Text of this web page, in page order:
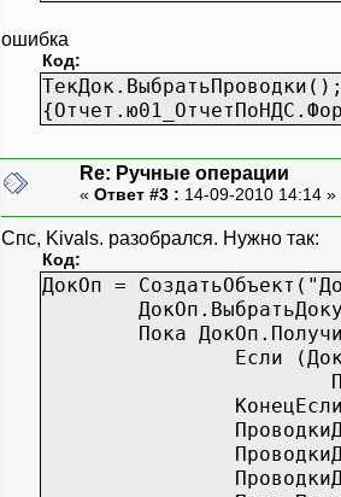
ошибка
Код:
Re: Ручные операции
« Ответ #3 : 14-09-2010 14:14 »
Спс, Kivals. разобрался. Нужно так:
Код:
ДокОп =
Пока
Если